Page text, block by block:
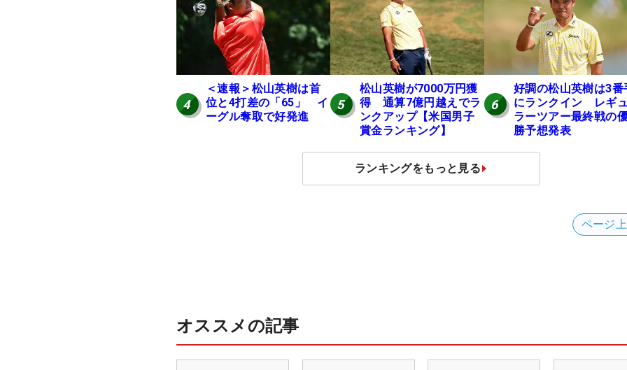
4
＜速報＞松山英樹は首
位と4打差の「65」 イ
ーグル奪取で好発進
5
松山英樹が7000万円獲
得 通算7億円越えでラ
ンクアップ【米国男子
賞金ランキング】
6
好調の松山英樹は3番
にランクイン レギ
ラーツアー最終戦の
勝予想発表
ランキングをもっと見る
ページ
オススメの記事